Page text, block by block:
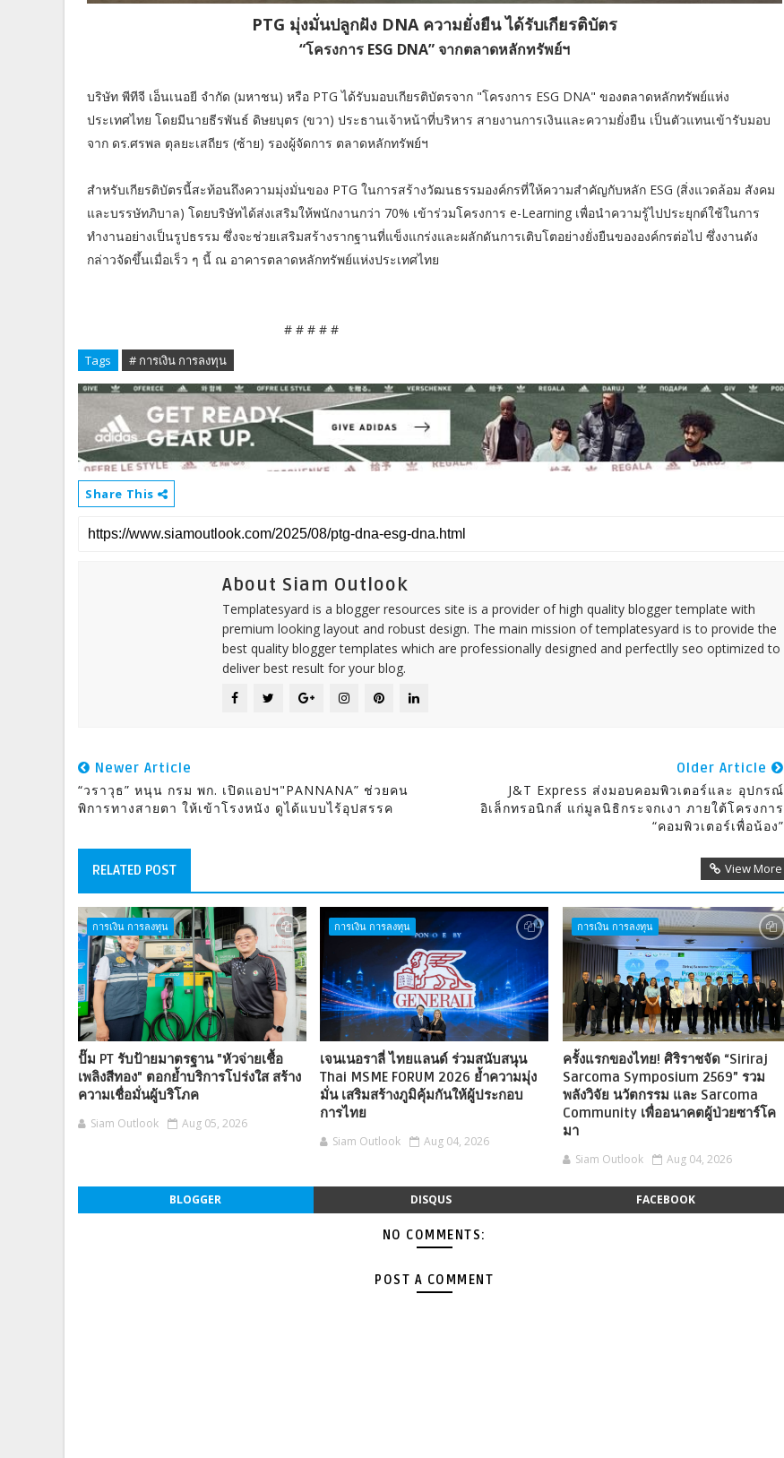
PTG มุ่งมั่นปลูกฝัง DNA ความยั่งยืน ได้รับเกียรติบัตร
“โครงการ ESG DNA” จากตลาดหลักทรัพย์ฯ
บริษัท พีทีจี เอ็นเนอยี จำกัด (มหาชน) หรือ PTG ได้รับมอบเกียรติบัตรจาก "โครงการ ESG DNA" ของตลาดหลักทรัพย์แห่ง
ประเทศไทย โดยมีนายธีรพันธ์ ดิษยบุตร (ขวา) ประธานเจ้าหน้าที่บริหาร สายงานการเงินและความยั่งยืน เป็นตัวแทนเข้ารับมอบ
จาก ดร.ศรพล ตุลยะเสถียร (ซ้าย) รองผู้จัดการ ตลาดหลักทรัพย์ฯ
สำหรับเกียรติบัตรนี้สะท้อนถึงความมุ่งมั่นของ PTG ในการสร้างวัฒนธรรมองค์กรที่ให้ความสำคัญกับหลัก ESG (สิ่งแวดล้อม สังคม
และบรรษัทภิบาล) โดยบริษัทได้ส่งเสริมให้พนักงานกว่า 70% เข้าร่วมโครงการ e-Learning เพื่อนำความรู้ไปประยุกต์ใช้ในการ
ทำงานอย่างเป็นรูปธรรม ซึ่งจะช่วยเสริมสร้างรากฐานที่แข็งแกร่งและผลักดันการเติบโตอย่างยั่งยืนขององค์กรต่อไป ซึ่งงานดัง
กล่าวจัดขึ้นเมื่อเร็ว ๆ นี้ ณ อาคารตลาดหลักทรัพย์แห่งประเทศไทย
# # # # #
Tags # การเงิน การลงทุน
Share This
About Siam Outlook
Templatesyard is a blogger resources site is a provider of high quality blogger template with
premium looking layout and robust design. The main mission of templatesyard is to provide the
best quality blogger templates which are professionally designed and perfectlly seo optimized to
deliver best result for your blog.
Newer Article
“วราวุธ” หนุน กรม พก. เปิดแอปฯ"PANNANA” ช่วยคน
พิการทางสายตา ให้เข้าโรงหนัง ดูได้แบบไร้อุปสรรค
Older Article
J&T Express ส่งมอบคอมพิวเตอร์และ อุปกรณ์
อิเล็กทรอนิกส์ แก่มูลนิธิกระจกเงา ภายใต้โครงการ
“คอมพิวเตอร์เพื่อน้อง”
RELATED POST View More
การเงิน การลงทุน
ปั๊ม PT รับป้ายมาตรฐาน "หัวจ่ายเชื้อ
เพลิงสีทอง" ตอกย้ำบริการโปร่งใส สร้าง
ความเชื่อมั่นผู้บริโภค
Siam Outlook Aug 05, 2026
การเงิน การลงทุน
เจนเนอราลี่ ไทยแลนด์ ร่วมสนับสนุน
Thai MSME FORUM 2026 ย้ำความมุ่ง
มั่น เสริมสร้างภูมิคุ้มกันให้ผู้ประกอบ
การไทย
Siam Outlook Aug 04, 2026
การเงิน การลงทุน
ครั้งแรกของไทย! ศิริราชจัด “Siriraj
Sarcoma Symposium 2569” รวม
พลังวิจัย นวัตกรรม และ Sarcoma
Community เพื่ออนาคตผู้ป่วยซาร์โค
มา
Siam Outlook Aug 04, 2026
BLOGGER DISQUS FACEBOOK
NO COMMENTS:
POST A COMMENT